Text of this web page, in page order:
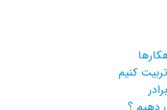
کنیم